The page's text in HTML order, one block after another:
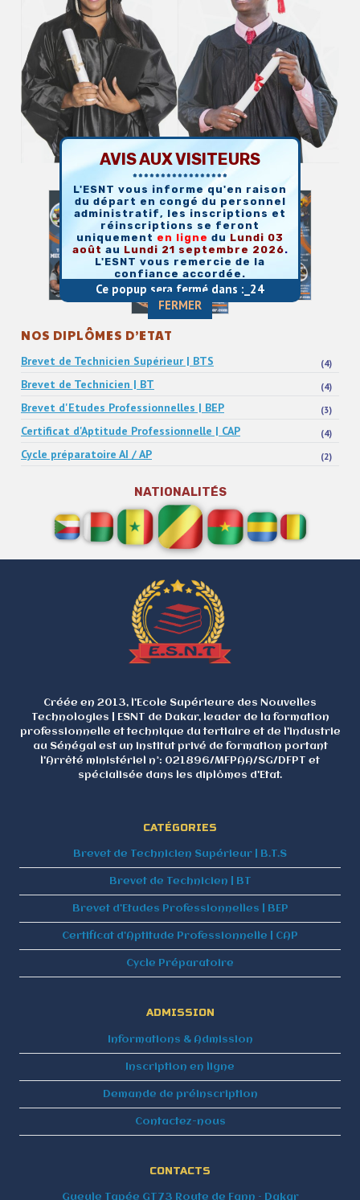
NOS DIPLÔMES D’ETAT
Brevet de Technicien Supérieur | BTS (4)
Brevet de Technicien | BT (4)
Brevet d'Etudes Professionnelles | BEP (3)
Certificat d'Aptitude Professionnelle | CAP (4)
Cycle préparatoire AI / AP (2)
NATIONALITÉS
Créée en 2013, l'Ecole Supérieure des Nouvelles
Technologies | ESNT de Dakar, leader de la formation
professionnelle et technique du tertiaire et de l'industrie
au Sénégal est un institut privé de formation portant
l'Arrêté ministériel n°: 021896/MFPAA/SG/DFPT et
spécialisée dans les diplômes d'Etat.
CATÉGORIES
Brevet de Technicien Supérieur | B.T.S
Brevet de Technicien | BT
Brevet d’Etudes Professionnelles | BEP
Certificat d’Aptitude Professionnelle | CAP
Cycle Préparatoire
ADMISSION
Informations & Admission
Inscription en ligne
Demande de préinscription
Contactez-nous
CONTACTS
Gueule Tapée GT73 Route de Fann – Dakar
Ce popup sera fermé dans :_ 23
AVIS AUX VISITEURS
*****************
L'ESNT vous informe qu'en raison
du départ en congé du personnel
administratif, les inscriptions et
réinscriptions se feront
uniquement en ligne duLundi 03
août au Lundi 21 septembre 2026.
L'ESNT vous remercie de la
confiance accordée.
FERMER